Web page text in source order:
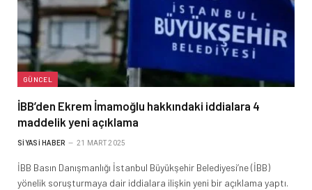
GÜNCEL
İBB’den Ekrem İmamoğlu hakkındaki iddialara 4
maddelik yeni açıklama
SIYASI HABER 21 MART 2025
İBB Basın Danışmanlığı İstanbul Büyükşehir Belediyesi’ne (İBB)
yönelik soruşturmaya dair iddialara ilişkin yeni bir açıklama yaptı.